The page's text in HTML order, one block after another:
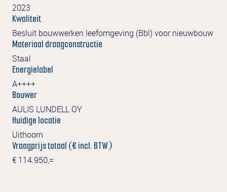
2023
Kwaliteit
Besluit bouwwerken leefomgeving (Bbl) voor nieuwbouw
Materiaal draagconstructie
Staal
Energielabel
A++++
Bouwer
AULIS LUNDELL OY
Huidige locatie
Uithoorn
Vraagprijs totaal (€ incl. BTW)
€ 114.950,=